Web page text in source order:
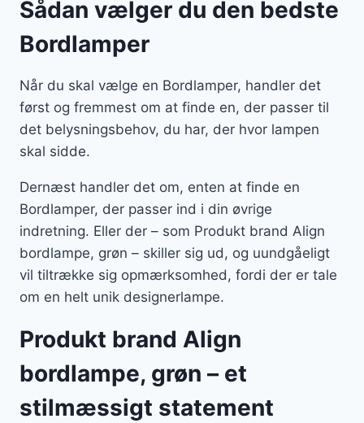
Sådan vælger du den bedste
Bordlamper
Når du skal vælge en Bordlamper, handler det
først og fremmest om at finde en, der passer til
det belysningsbehov, du har, der hvor lampen
skal sidde.
Dernæst handler det om, enten at finde en
Bordlamper, der passer ind i din øvrige
indretning. Eller der – som Produkt brand Align
bordlampe, grøn – skiller sig ud, og uundgåeligt
vil tiltrække sig opmærksomhed, fordi der er tale
om en helt unik designerlampe.
Produkt brand Align
bordlampe, grøn – et
stilmæssigt statement